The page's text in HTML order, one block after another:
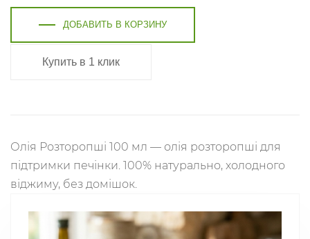
ДОБАВИТЬ В КОРЗИНУ
Купить в 1 клик
Олія Розторопші 100 мл — олія розторопші для
підтримки печінки. 100% натурально, холодного
віджиму, без домішок.